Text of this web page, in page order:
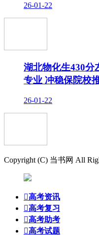
26-01-22
湖北物化生430分
专业 冲稳保院校
26-01-22
Copyright (C) 当书网 All
高考资讯
高考复习
高考助考
高考试题